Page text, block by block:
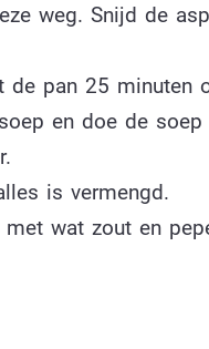
weg. Snijd de
pan 25 minuten
en doe de
is vermengd.
wat zout en